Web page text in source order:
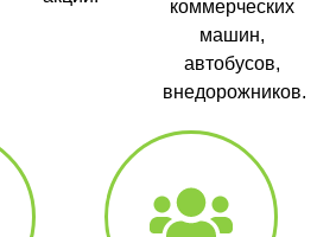
коммерческих
машин,
автобусов,
внедорожников.